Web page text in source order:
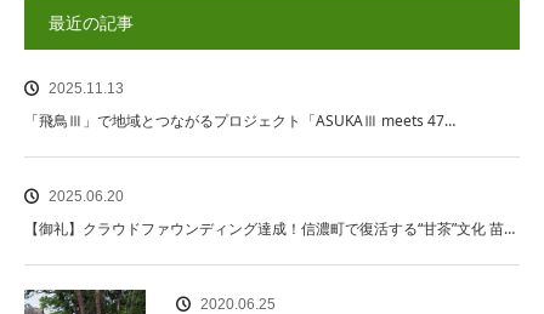
最近の記事
2025.11.13
「飛鳥Ⅲ」で地域とつながるプロジェクト「ASUKAⅢ meets 47…
2025.06.20
【御礼】クラウドファウンディング達成！信濃町で復活する“甘茶”文化 苗…
2020.06.25